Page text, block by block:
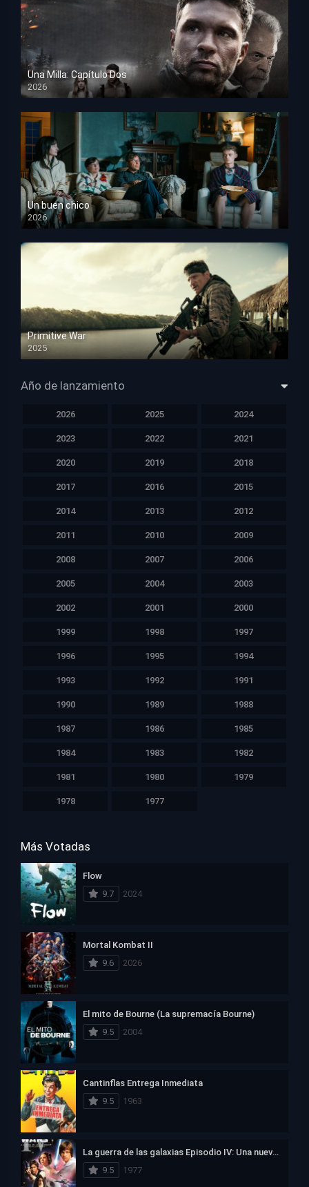
Una Milla: Capítulo Dos
2026
HD 1080p
Un buen chico
2026
HD 1080p
Primitive War
2025
HD 1080p
Año de lanzamiento
2026 2025 2024
2023 2022 2021
2020 2019 2018
2017 2016 2015
2014 2013 2012
2011 2010 2009
2008 2007 2006
2005 2004 2003
2002 2001 2000
1999 1998 1997
1996 1995 1994
1993 1992 1991
1990 1989 1988
1987 1986 1985
1984 1983 1982
1981 1980 1979
1978 1977
Más Votadas
Flow
9.7
2024
Mortal Kombat II
9.6
2026
El mito de Bourne (La supremacía Bourne)
9.5
2004
Cantinflas Entrega Inmediata
9.5
1963
La guerra de las galaxias Episodio IV: Una nueva esperanza
9.5
1977